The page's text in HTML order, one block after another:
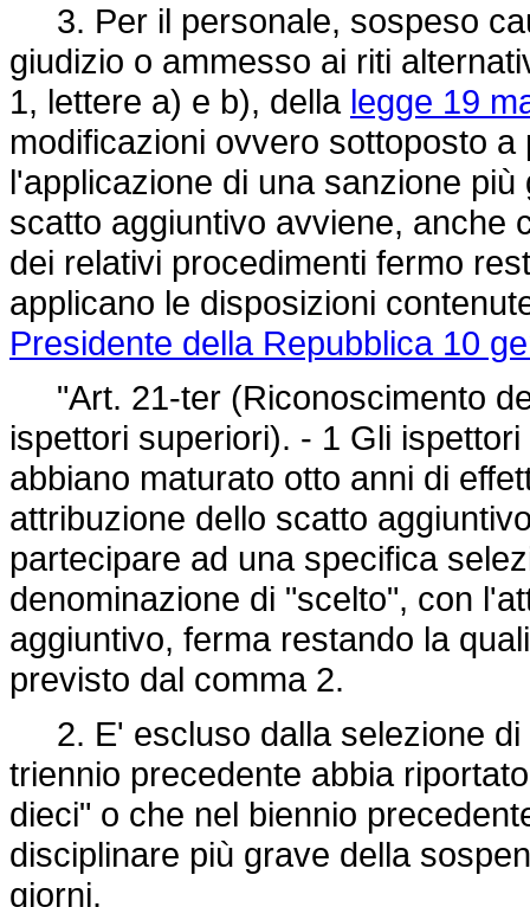
3. Per il personale, sospeso
giudizio o ammesso ai riti
1, lettere a) e b), della legge 19
modificazioni ovvero sottoposto
l'applicazione di una sanzione
scatto aggiuntivo avviene, anche
dei relativi procedimenti fermo
applicano le disposizioni
Presidente della Repubblica 10
"Art. 21-ter (Riconoscimento
ispettori superiori). - 1 Gli
abbiano maturato otto anni di
attribuzione dello scatto
partecipare ad una specifica
denominazione di "scelto", con
aggiuntivo, ferma restando la
previsto dal comma 2.
2. E' escluso dalla selezione di
triennio precedente abbia
dieci" o che nel biennio
disciplinare più grave della
giorni.